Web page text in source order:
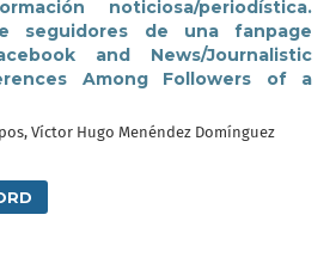
noticiosa/periodística.
seguidores de una fanpage
and News/Journalistic
Among Followers of a
Víctor Hugo Menéndez Domínguez